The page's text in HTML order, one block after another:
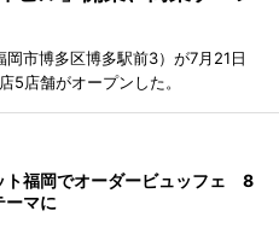
市博多区博多駅前3）が7月21日
5店舗がオープンした。
ト福岡でオーダービュッフェ 8
ーマに